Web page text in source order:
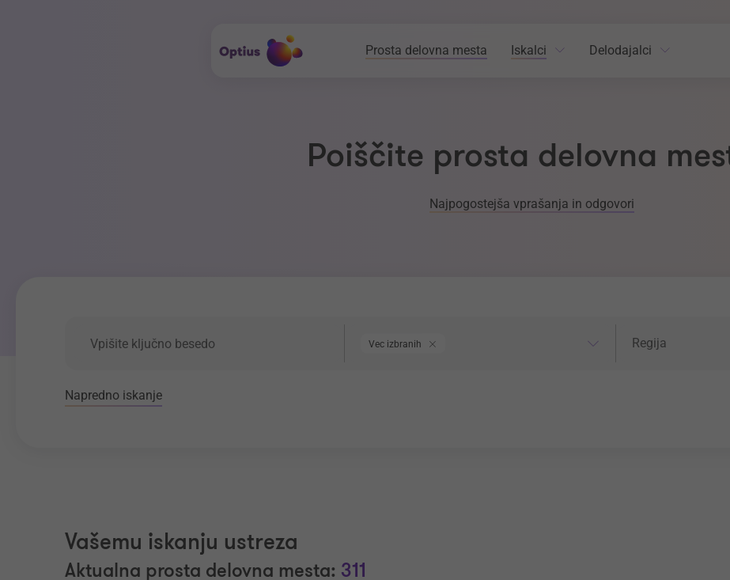
Prosta delovna mesta Iskalci Delodajalci
Poiščite prosta delovna
Najpogostejša vprašanja in odgovori
Vec izbranih Regija
Napredno iskanje
Vašemu iskanju ustreza
Aktualna prosta delovna mesta: 311